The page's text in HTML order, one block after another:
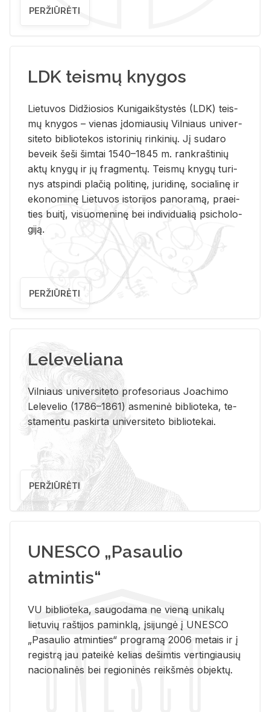
PERŽIŪRĖTI
LDK teismų knygos
Lie­tu­vos Di­džio­sios Ku­ni­gaikš­tys­tės (LDK) teis­
mų kny­gos – vie­nas įdo­miau­sių Vil­niaus uni­ver­
si­te­to bi­b­lio­te­kos is­to­ri­nių rin­ki­nių. Jį su­da­ro
be­veik šeši šim­tai 1540–1845 m. rank­raš­ti­nių
aktų kny­gų ir jų frag­men­tų. Teis­mų kny­gų tu­ri­
nys at­spin­di pla­čią po­li­ti­nę, ju­ri­di­nę, so­cia­li­nę ir
eko­no­mi­nę Lie­tu­vos is­to­ri­jos pa­no­ra­mą, pra­ei­
ties bui­tį, vi­suo­me­ni­nę bei in­di­vi­dua­lią psi­cho­lo­
gi­ją.
PERŽIŪRĖTI
Leleveliana
Vil­niaus uni­ver­si­te­to pro­fe­so­riaus Jo­a­chi­mo
Le­le­ve­lio (1786–1861) as­me­ni­nė bi­b­lio­te­ka, te­
sta­men­tu pa­skir­ta uni­ver­si­te­to bi­b­lio­te­kai.
PERŽIŪRĖTI
UNESCO „Pasaulio
atmintis“
VU biblioteka, saugodama ne vieną unikalų
lietuvių raštijos paminklą, įsijungė į UNESCO
„Pasaulio atminties“ programą 2006 metais ir į
registrą jau pateikė kelias dešimtis vertingiausių
nacionalinės bei regioninės reikšmės objektų.